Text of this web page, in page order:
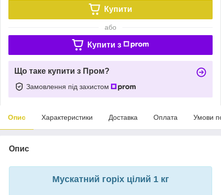
Купити
або
Купити з
Що таке купити з Пром?
Замовлення під захистом
Опис Характеристики Доставка Оплата Умови
Опис
Мускатний горіх цілий 1 кг